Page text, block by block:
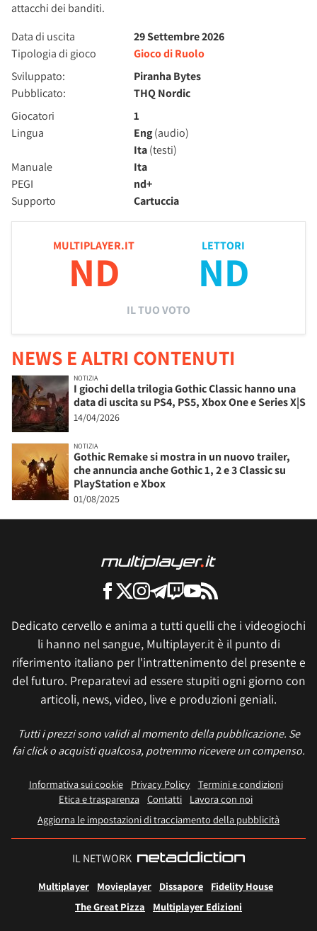
attacchi dei banditi.
Data di uscita
29 Settembre 2026
Tipologia di gioco
Gioco di Ruolo
Sviluppato:
Piranha Bytes
Pubblicato:
THQ Nordic
Giocatori
1
Lingua
Eng(audio)
Ita(testi)
Manuale
Ita
PEGI
nd+
Supporto
Cartuccia
MULTIPLAYER.IT
ND
LETTORI
ND
IL TUO VOTO
NEWS E ALTRI CONTENUTI
NOTIZIA
I giochi della trilogia Gothic Classic hanno una
data di uscita su PS4, PS5, Xbox One e Series X|S
14/04/2026
NOTIZIA
Gothic Remake si mostra in un nuovo trailer,
che annuncia anche Gothic 1, 2 e 3 Classic su
PlayStation e Xbox
01/08/2025
Dedicato cervello e anima a tutti quelli che i videogiochi
li hanno nel sangue, Multiplayer.it è il punto di
riferimento italiano per l'intrattenimento del presente e
del futuro. Preparatevi ad essere stupiti ogni giorno con
articoli, news, video, live e produzioni geniali.
Tutti i prezzi sono validi al momento della pubblicazione. Se
fai click o acquisti qualcosa, potremmo ricevere un compenso.
Informativa sui cookie Privacy Policy
Termini e condizioni
Etica e trasparenza Contatti
Lavora con noi
Aggiorna le impostazioni di tracciamento della pubblicità
IL NETWORK
Multiplayer Movieplayer Dissapore
Fidelity House
The Great Pizza
Multiplayer Edizioni